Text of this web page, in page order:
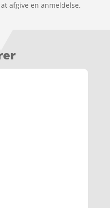
afgive en anmeldelse.